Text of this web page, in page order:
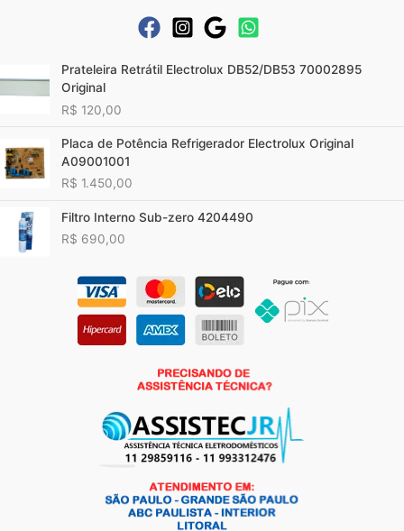
Prateleira Retrátil Electrolux DB52/DB53 70002895
Original
R$ 120,00
Placa de Potência Refrigerador Electrolux Original
A09001001
R$ 1.450,00
Filtro Interno Sub-zero 4204490
R$ 690,00